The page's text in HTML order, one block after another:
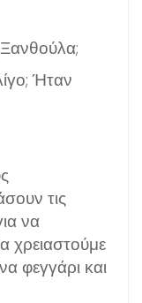
Ξανθούλα;
Ήταν
τις
να
χρειαστούμε
φεγγάρι και